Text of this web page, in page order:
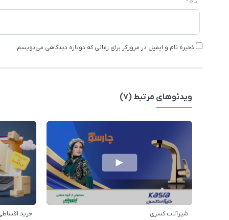
ذخیره نام و ایمیل در مرورگر برای زمانی که دوباره دیدگاهی می‌نویسم.
ویدئوهای مرتبط (7)
شیرآلات کسری خرید